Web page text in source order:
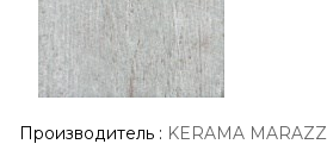
Производитель : KERAMA MARAZZI